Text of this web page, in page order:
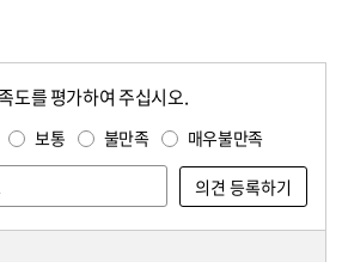
도를 평가하여 주십시오.
보통 불만족 매우불만족